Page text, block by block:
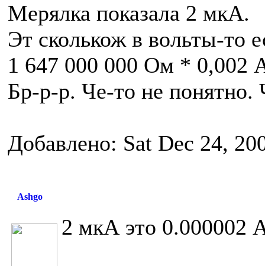
Мерялка показала 2 мкА.
Эт сколькож в вольты-то
1 647 000 000 Ом * 0,002
Бр-р-р. Че-то не понятно.
Добавлено: Sat Dec 24,
Ashgo
2 мкА это 0.000002